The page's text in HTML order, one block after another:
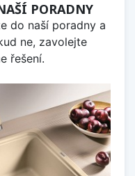
PORADNY
do naší poradny a
ne, zavolejte
řešení.